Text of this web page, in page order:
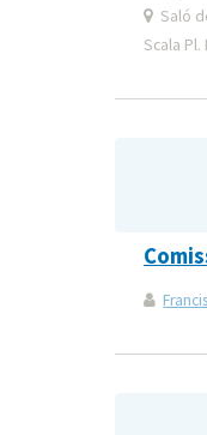
Saló
Scala Pl.